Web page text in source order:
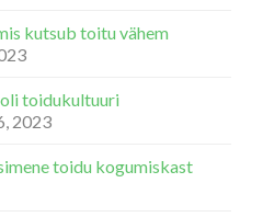
kutsub toitu vähem
toidukultuuri
2023
toidu kogumiskast